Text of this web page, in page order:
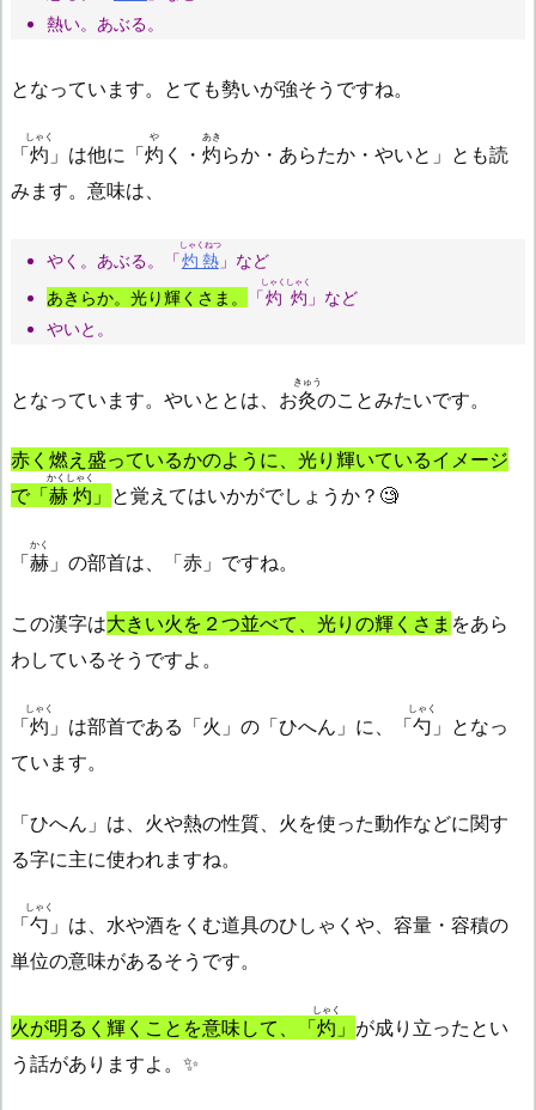
熱い。あぶる。
となっています。とても勢いが強そうですね。
「灼
しゃく
」は他に「灼
や
く・ 灼
あき
らか・あらたか・やいと」とも読
みます。意味は、
やく。あぶる。「灼熱
しゃくねつ
」など
あきらか。光り輝くさま。
「灼灼
しゃくしゃく
」など
やいと。
となっています。やいととは、お灸
きゅう
のことみたいです。
赤く燃え盛っているかのように、光り輝いているイメージ
で「赫灼
かくしゃく
」 と覚えてはいかがでしょうか？🧐
「赫
かく
」の部首は、「赤」ですね。
この漢字は大きい火を２つ並べて、光りの輝くさま をあら
わしているそうですよ。
「灼
しゃく
」は部首である「火」の「ひへん」に、「勺
しゃく
」となっ
ています。
「ひへん」は、火や熱の性質、火を使った動作などに関す
る字に主に使われますね。
「勺
しゃく
」は、水や酒をくむ道具のひしゃくや、容量・容積の
単位の意味があるそうです。
火が明るく輝くことを意味して、「灼
しゃく
」 が成り立ったとい
う話がありますよ。✨